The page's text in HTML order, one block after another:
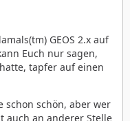
GEOS 2.x auf
Euch nur sagen,
tapfer auf einen
schon schön, aber wer
auch an anderer Stelle